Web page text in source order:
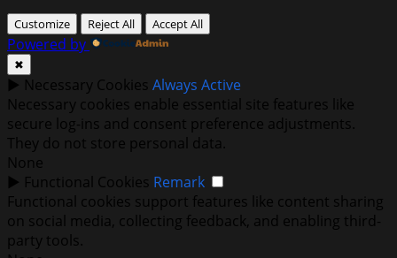
Customize Reject All Accept All
Powered by
✖
► Necessary Cookies Always Active
Necessary cookies enable essential site features like
secure log-ins and consent preference adjustments.
They do not store personal data.
None
► Functional Cookies Remark
Functional cookies support features like content sharing
on social media, collecting feedback, and enabling third-
party tools.